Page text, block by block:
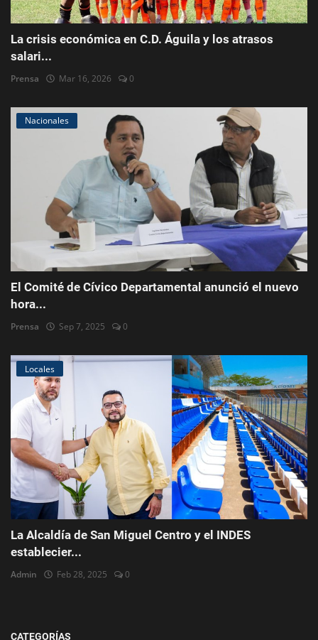
La crisis económica en C.D. Águila y los atrasos
salari...
Prensa Mar 16, 2026 0
Nacionales
El Comité de Cívico Departamental anunció el nuevo
hora...
Prensa Sep 7, 2025 0
Locales
La Alcaldía de San Miguel Centro y el INDES
establecier...
Admin Feb 28, 2025 0
CATEGORÍAS